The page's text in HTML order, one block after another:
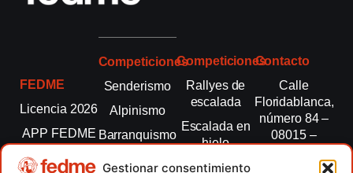
Gestionar consentimiento
FEDME
Licencia 2026
APP FEDME
Transparencia
Competiciones
Senderismo
Alpinismo
Barranquismo
Competiciones
Rallyes de
escalada
Escalada en
hielo
Esquí de
Contacto
Calle
Floridablanca,
número 84 –
08015 –